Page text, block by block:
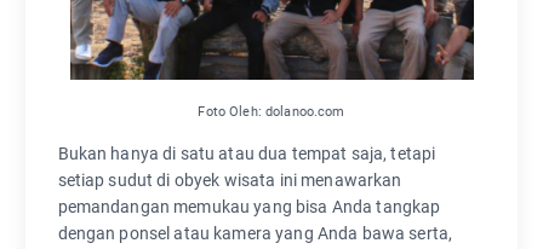
Foto Oleh: dolanoo.com
Bukan hanya di satu atau dua tempat saja, tetapi
setiap sudut di obyek wisata ini menawarkan
pemandangan memukau yang bisa Anda tangkap
dengan ponsel atau kamera yang Anda bawa serta,